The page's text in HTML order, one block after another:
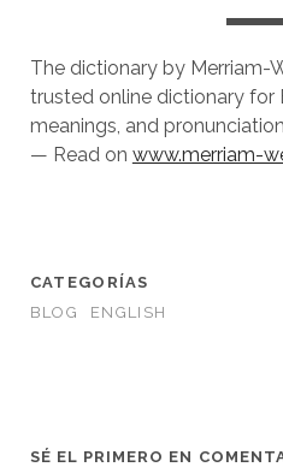
The dictionary by Merriam-
trusted online dictionary for
meanings, and
— Read on www.merriam-
CATEGORÍAS
BLOG
ENGLISH
SÉ EL PRIMERO EN